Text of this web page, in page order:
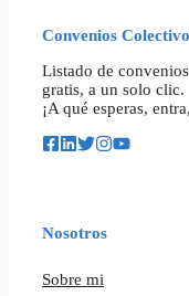
Convenios
Listado de
gratis, a un solo clic.
¡A qué esperas,
Nosotros
Sobre mi